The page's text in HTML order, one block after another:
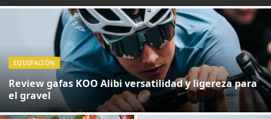
EQUIPACIÓN
Review gafas KOO Alibi versatilidad y ligereza para
el gravel